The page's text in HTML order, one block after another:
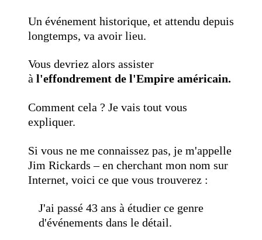
Un événement historique, et attendu depuis
longtemps, va avoir lieu.
Vous devriez alors assister
à l'effondrement de l'Empire américain.
Comment cela ? Je vais tout vous
expliquer.
Si vous ne me connaissez pas, je m'appelle
Jim Rickards – en cherchant mon nom sur
Internet, voici ce que vous trouverez :
J'ai passé 43 ans à étudier ce genre
d'événements dans le détail.